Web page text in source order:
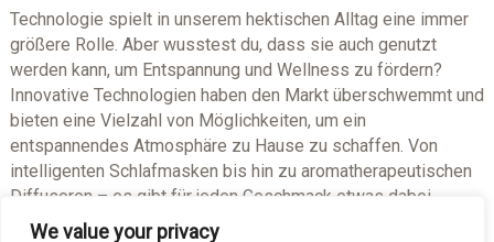
We value your privacy
Technologie spielt in unserem hektischen Alltag eine immer
größere Rolle. Aber wusstest du, dass sie auch genutzt
werden kann, um Entspannung und Wellness zu fördern?
Innovative Technologien haben den Markt überschwemmt und
bieten eine Vielzahl von Möglichkeiten, um ein
entspannendes Atmosphäre zu Hause zu schaffen. Von
intelligenten Schlafmasken bis hin zu aromatherapeutischen
Diffusoren – es gibt für jeden Geschmack etwas dabei.